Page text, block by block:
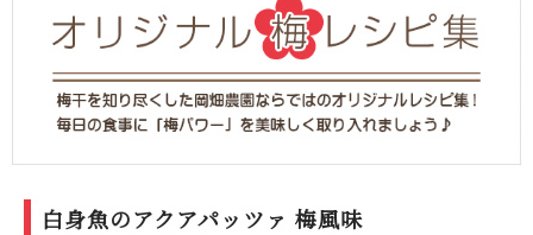
白身魚のアクアパッツァ 梅風味